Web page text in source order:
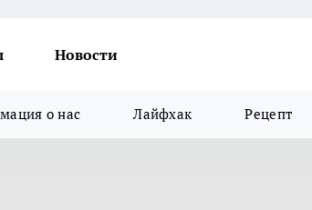
Новости
о нас Лайфхак Рецепт